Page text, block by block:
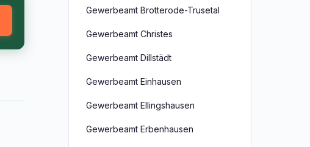
Gewerbeamt Brotterode-Trusetal
Gewerbeamt Christes
Gewerbeamt Dillstädt
Gewerbeamt Einhausen
Gewerbeamt Ellingshausen
Gewerbeamt Erbenhausen